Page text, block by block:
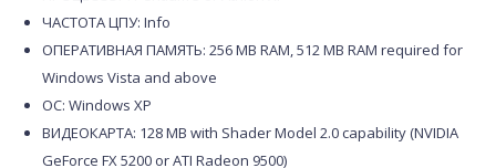
ЧАСТОТА ЦПУ: Info
ОПЕРАТИВНАЯ ПАМЯТЬ: 256 MB RAM, 512 MB RAM required for
Windows Vista and above
ОС: Windows XP
ВИДЕОКАРТА: 128 MB with Shader Model 2.0 capability (NVIDIA
GeForce FX 5200 or ATI Radeon 9500)